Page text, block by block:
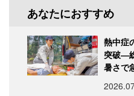
あなたにおすすめ
熱中症
突破―
暑さで